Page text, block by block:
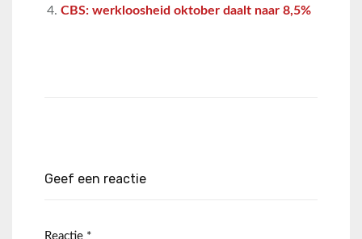
CBS: werkloosheid oktober daalt naar 8,5%
Geef een reactie
Reactie *